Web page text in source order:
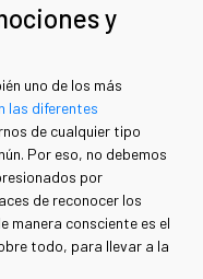
y
uno de los más
las diferentes
de cualquier tipo
Por eso, no debemos
por
de reconocer los
manera consciente es el
todo, para llevar a la